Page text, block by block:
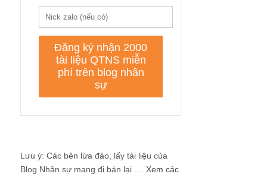
Lưu ý: Các bên lừa đảo, lấy tài liệu của
Blog Nhân sự mang đi bán lại .... Xem các